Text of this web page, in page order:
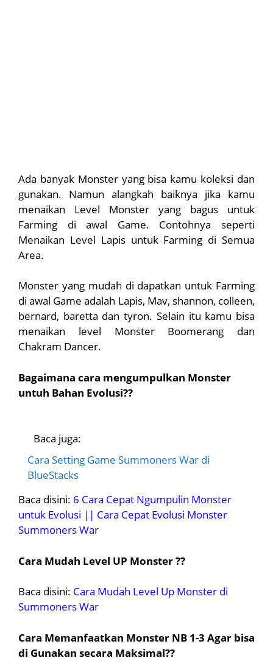
Ada banyak Monster yang bisa kamu koleksi dan
gunakan. Namun alangkah baiknya jika kamu
menaikan Level Monster yang bagus untuk
Farming di awal Game. Contohnya seperti
Menaikan Level Lapis untuk Farming di Semua
Area.
Monster yang mudah di dapatkan untuk Farming
di awal Game adalah Lapis, Mav, shannon, colleen,
bernard, baretta dan tyron. Selain itu kamu bisa
menaikan level Monster Boomerang dan
Chakram Dancer.
Bagaimana cara mengumpulkan Monster
untuh Bahan Evolusi??
Baca juga:
Cara Setting Game Summoners War di
BlueStacks
Baca disini: 6 Cara Cepat Ngumpulin Monster
untuk Evolusi || Cara Cepat Evolusi Monster
Summoners War
Cara Mudah Level UP Monster ??
Baca disini: Cara Mudah Level Up Monster di
Summoners War
Cara Memanfaatkan Monster NB 1-3 Agar bisa
di Gunakan secara Maksimal??